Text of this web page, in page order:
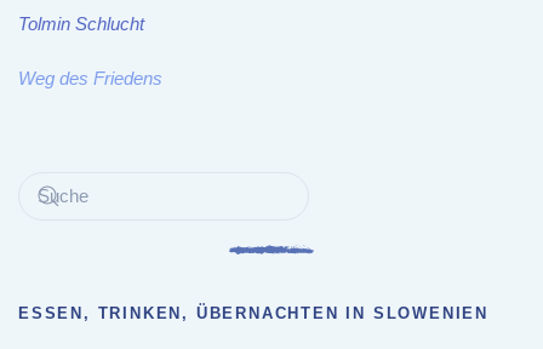
Tolmin Schlucht
Weg des Friedens
ESSEN, TRINKEN, ÜBERNACHTEN IN SLOWENIEN